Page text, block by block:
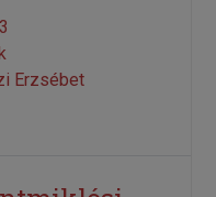
Erzsébet